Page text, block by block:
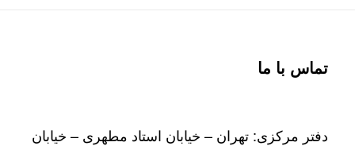
تماس با ما
دفتر مرکزی: تهران – خیابان استاد مطهری – خیابان